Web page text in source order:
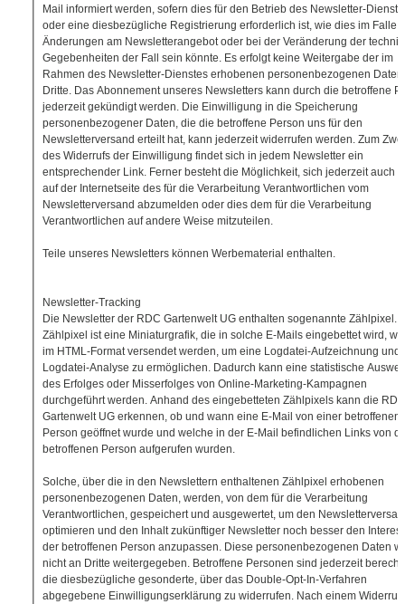
Mail informiert werden, sofern dies für den Betrieb des Newsletter-
oder eine diesbezügliche Registrierung erforderlich ist, wie dies im Falle
Änderungen am Newsletterangebot oder bei der Veränderung der
Gegebenheiten der Fall sein könnte. Es erfolgt keine Weitergabe der im
Rahmen des Newsletter-Dienstes erhobenen personenbezogenen
Dritte. Das Abonnement unseres Newsletters kann durch die betroffene
jederzeit gekündigt werden. Die Einwilligung in die Speicherung
personenbezogener Daten, die die betroffene Person uns für den
Newsletterversand erteilt hat, kann jederzeit widerrufen werden. Zum
des Widerrufs der Einwilligung findet sich in jedem Newsletter ein
entsprechender Link. Ferner besteht die Möglichkeit, sich jederzeit auch
auf der Internetseite des für die Verarbeitung Verantwortlichen vom
Newsletterversand abzumelden oder dies dem für die Verarbeitung
Verantwortlichen auf andere Weise mitzuteilen.
Teile unseres Newsletters können Werbematerial enthalten.
Newsletter-Tracking
Die Newsletter der RDC Gartenwelt UG enthalten sogenannte Zählpixel.
Zählpixel ist eine Miniaturgrafik, die in solche E-Mails eingebettet wird,
im HTML-Format versendet werden, um eine Logdatei-Aufzeichnung und
Logdatei-Analyse zu ermöglichen. Dadurch kann eine statistische
des Erfolges oder Misserfolges von Online-Marketing-Kampagnen
durchgeführt werden. Anhand des eingebetteten Zählpixels kann die RDC
Gartenwelt UG erkennen, ob und wann eine E-Mail von einer betroffenen
Person geöffnet wurde und welche in der E-Mail befindlichen Links von
betroffenen Person aufgerufen wurden.
Solche, über die in den Newslettern enthaltenen Zählpixel erhobenen
personenbezogenen Daten, werden, von dem für die Verarbeitung
Verantwortlichen, gespeichert und ausgewertet, um den
optimieren und den Inhalt zukünftiger Newsletter noch besser den
der betroffenen Person anzupassen. Diese personenbezogenen Daten
nicht an Dritte weitergegeben. Betroffene Personen sind jederzeit
die diesbezügliche gesonderte, über das Double-Opt-In-Verfahren
abgegebene Einwilligungserklärung zu widerrufen. Nach einem Widerruf